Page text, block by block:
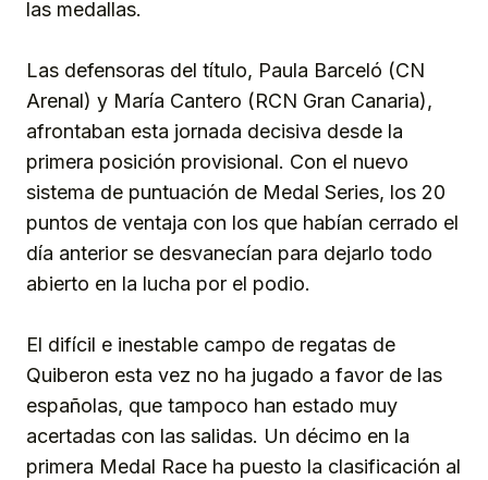
las medallas.
Las defensoras del título, Paula Barceló (CN
Arenal) y María Cantero (RCN Gran Canaria),
afrontaban esta jornada decisiva desde la
primera posición provisional. Con el nuevo
sistema de puntuación de Medal Series, los 20
puntos de ventaja con los que habían cerrado el
día anterior se desvanecían para dejarlo todo
abierto en la lucha por el podio.
El difícil e inestable campo de regatas de
Quiberon esta vez no ha jugado a favor de las
españolas, que tampoco han estado muy
acertadas con las salidas. Un décimo en la
primera Medal Race ha puesto la clasificación al